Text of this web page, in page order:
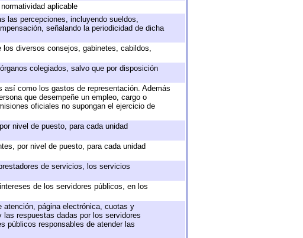
aplicable
las percepciones, incluyendo sueldos,
señalando la periodicidad de dicha
diversos consejos, gabinetes, cabildos,
colegiados, salvo que por disposición
como los gastos de representación. Además
que desempeñe un empleo, cargo o
oficiales no supongan el ejercicio de
nivel de puesto, para cada unidad
por nivel de puesto, para cada unidad
de servicios, los servicios
de los servidores públicos, en los
página electrónica, cuotas y
respuestas dadas por los servidores
públicos responsables de atender las